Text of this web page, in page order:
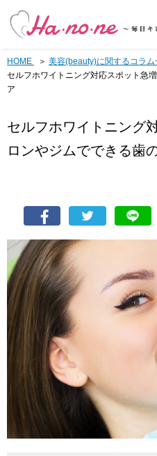
HOME
美容(beauty)に関するコラム
セルフホワイトニング対応スポット急
ア
セルフホワイトニング
ロンやジムでできる歯